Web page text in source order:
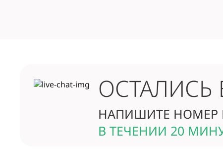
ОСТАЛИСЬ
НАПИШИТЕ НОМЕР
В ТЕЧЕНИИ 20